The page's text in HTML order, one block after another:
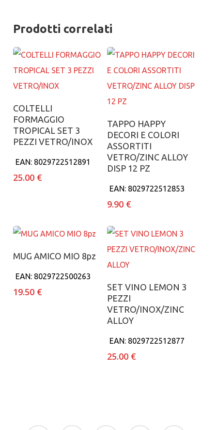
Prodotti correlati
Aggiungi al carrello
COLTELLI
FORMAGGIO
TROPICAL SET 3
PEZZI VETRO/INOX
EAN: 8029722512891
25.00 €
Aggiungi al carrello
TAPPO HAPPY
DECORI E COLORI
ASSORTITI
VETRO/ZINC ALLOY
DISP 12 PZ
EAN: 8029722512853
9.90 €
Aggiungi al carrello
MUG AMICO MIO 8pz
EAN: 8029722500263
19.50 €
Aggiungi al carrello
SET VINO LEMON 3
PEZZI
VETRO/INOX/ZINC
ALLOY
EAN: 8029722512877
25.00 €